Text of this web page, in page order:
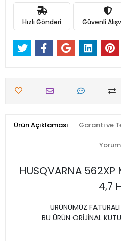
Hızlı Gönderi Güvenli
Ürün Açıklaması Garanti ve
HUSQVARNA 562XP
4,7
ÜRÜNÜMÜZ
BU ÜRÜN ORİJİNAL